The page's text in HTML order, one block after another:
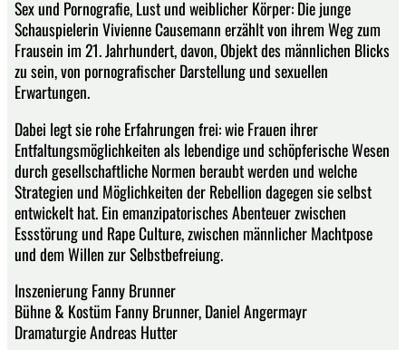
Sex und Pornografie, Lust und weiblicher Körper: Die junge
Schauspielerin Vivienne Causemann erzählt von ihrem Weg zum
Frausein im 21. Jahrhundert, davon, Objekt des männlichen Blicks
zu sein, von pornografischer Darstellung und sexuellen
Erwartungen.
Dabei legt sie rohe Erfahrungen frei: wie Frauen ihrer
Entfaltungsmöglichkeiten als lebendige und schöpferische Wesen
durch gesellschaftliche Normen beraubt werden und welche
Strategien und Möglichkeiten der Rebellion dagegen sie selbst
entwickelt hat. Ein emanzipatorisches Abenteuer zwischen
Essstörung und Rape Culture, zwischen männlicher Machtpose
und dem Willen zur Selbstbefreiung.
Inszenierung Fanny Brunner
Bühne & Kostüm Fanny Brunner, Daniel Angermayr
Dramaturgie Andreas Hutter